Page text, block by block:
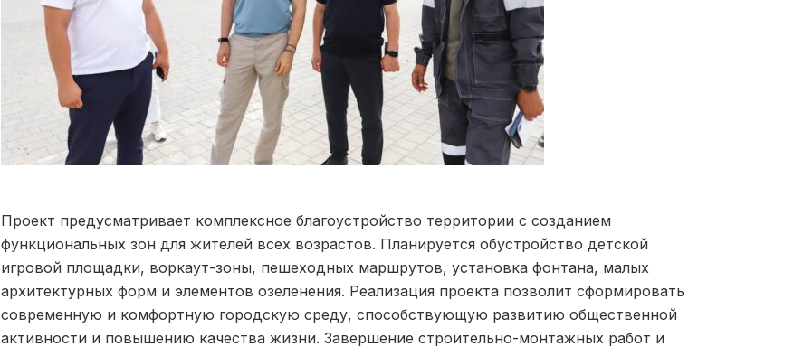
Проект предусматривает комплексное благоустройство территории с созданием
функциональных зон для жителей всех возрастов. Планируется обустройство детской
игровой площадки, воркаут-зоны, пешеходных маршрутов, установка фонтана, малых
архитектурных форм и элементов озеленения. Реализация проекта позволит сформировать
современную и комфортную городскую среду, способствующую развитию общественной
активности и повышению качества жизни. Завершение строительно-монтажных работ и